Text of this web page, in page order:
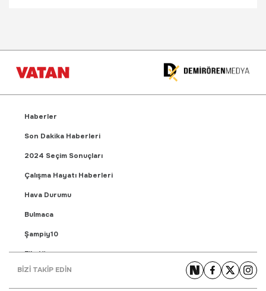
Haberler
Son Dakika Haberleri
2024 Seçim Sonuçları
Çalışma Hayatı Haberleri
Hava Durumu
Bulmaca
Şampiy10
Fikstür
Puan Durumu
BİZİ TAKİP EDİN